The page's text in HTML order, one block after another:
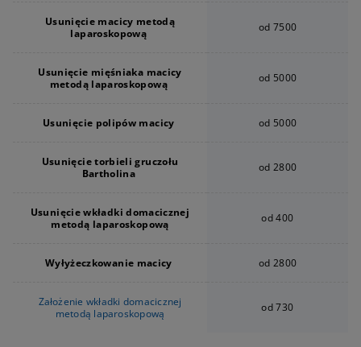
Usunięcie macicy metodą
laparoskopową
od 7500
Usunięcie mięśniaka macicy
metodą laparoskopową
od 5000
Usunięcie polipów macicy od 5000
Usunięcie torbieli gruczołu
Bartholina
od 2800
Usunięcie wkładki domacicznej
metodą laparoskopową
od 400
Wyłyżeczkowanie macicy od 2800
Założenie wkładki domacicznej
metodą laparoskopową
od 730